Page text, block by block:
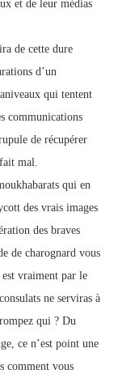
et de leur médias
de cette dure
d’un
qui tentent
communications
de récupérer
mal.
qui en
des vrais images
des braves
de charognard vous
vraiment par le
ne serviras à
qui ? Du
ce n’est point une
comment vous